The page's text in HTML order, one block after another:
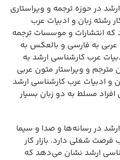
در حوزه ترجمه و ویراستاری
رشته زبان و ادبیات عرب
انتشارات و موسسات ترجمه
عربی به فارسی و بالعکس به
عرب کارشناسی ارشد به
و ویراستار متون عربی
و ادبیات عرب کارشناسی ارشد
مسلط به دو زبان بسیار
در رسانه‌ها و صدا و سیما
فرصت شغلی دارد. بازار کار
ارشد نشان می‌دهد که